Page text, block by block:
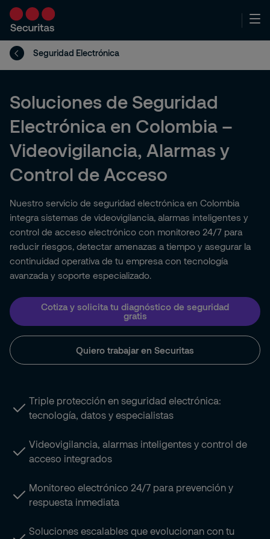
Seguridad Electrónica
Soluciones de Seguridad
Electrónica en Colombia –
Videovigilancia, Alarmas y
Control de Acceso
Nuestro servicio de seguridad electrónica en Colombia
integra sistemas de videovigilancia, alarmas inteligentes y
control de acceso electrónico con monitoreo 24/7 para
reducir riesgos, detectar amenazas a tiempo y asegurar la
continuidad operativa de tu empresa con tecnología
avanzada y soporte especializado.
Cotiza y solicita tu diagnóstico de seguridad
gratis
Quiero trabajar en Securitas
Triple protección en seguridad electrónica:
tecnología, datos y especialistas
Videovigilancia, alarmas inteligentes y control de
acceso integrados
Monitoreo electrónico 24/7 para prevención y
respuesta inmediata
Soluciones escalables que evolucionan con tu